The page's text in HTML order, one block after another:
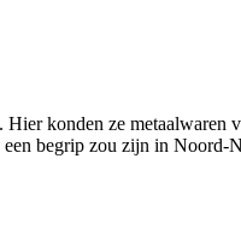
konden ze
begrip zou zijn in Noord-